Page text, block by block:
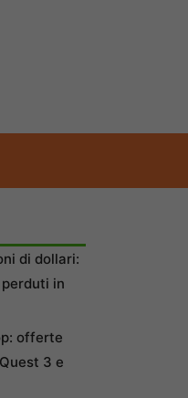
di dollari:
in
offerte
3 e